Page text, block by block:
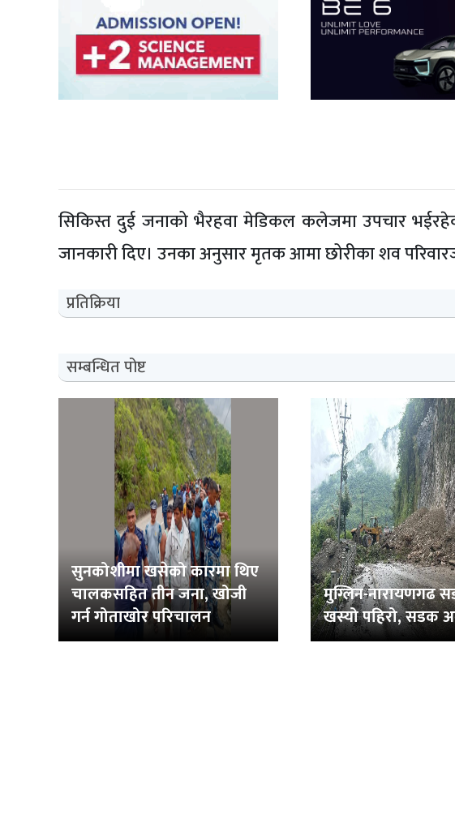
सिकिस्त दुई जनाको भैरहवा मेडिकल कलेजमा उपचार भईरहेको
जानकारी दिए। उनका अनुसार मृतक आमा छोरीका शव
प्रतिक्रिया
सम्बन्धित पोष्ट
सुनकोशीमा खसेको कारमा थिए
चालकसहित तीन जना, खोजी
गर्न गोताखोर परिचालन
मुग्लिन-नारायणगढ
खस्यो पहिरो, सडक